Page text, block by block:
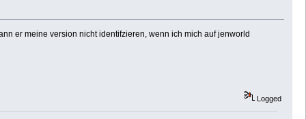
er meine version nicht identifzieren, wenn ich mich auf jenworld
Logged